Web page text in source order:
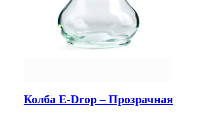
Колба E-Drop – Прозрачная